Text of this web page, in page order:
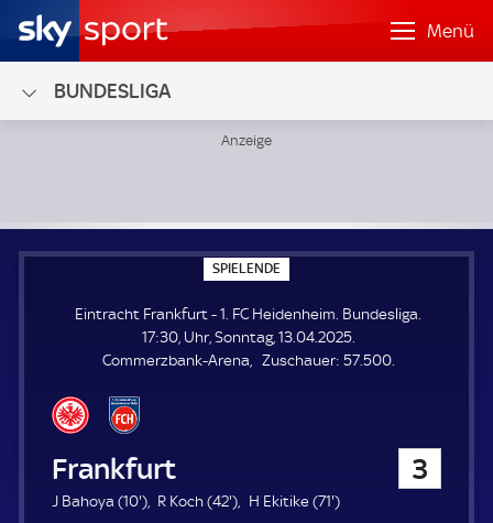
Menü
BUNDESLIGA
SPIELENDE
P
E
L
E
N
Eintracht Frankfurt - 1. FC Heidenheim. Bundesliga.
17:30, Uhr, Sonntag, 13.04.2025.
Commerzbank-Arena
Zuschauer: Z
57.500.
Eintracht Frankfurt 3
J Bahoya (10'1) R Koch (42'4
) H Ekitike (71'7
)